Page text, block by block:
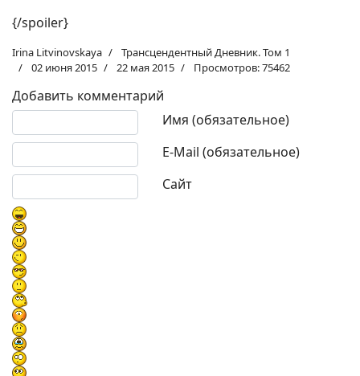
{/spoiler}
Irina Litvinovskaya
Трансцендентный Дневник. Том 1
02 июня 2015
22 мая 2015 Просмотров: 75462
Добавить комментарий
Имя (обязательное)
E-Mail (обязательное)
Сайт